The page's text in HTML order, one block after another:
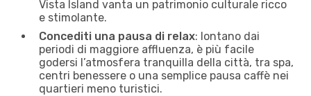
Vista Island vanta un patrimonio culturale ricco
e stimolante.
Concediti una pausa di relax: lontano dai
periodi di maggiore affluenza, è più facile
godersi l’atmosfera tranquilla della città, tra spa,
centri benessere o una semplice pausa caffè nei
quartieri meno turistici.